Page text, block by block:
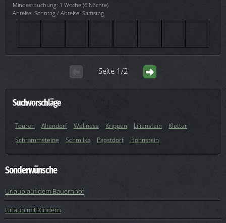
Mindestbuchung: 1 Woche (6 Nächte)
Anreise: Sonntag / Abreise: Samstag
Seite 1/2
Suchvorschläge
Touren Altendorf Wellness Krippen Lilienstein
Kletter
Schrammsteine
Schmilka Papstdorf Hohnstein
Sonderwünsche
Urlaub auf dem Bauernhof
Urlaub mit Kindern